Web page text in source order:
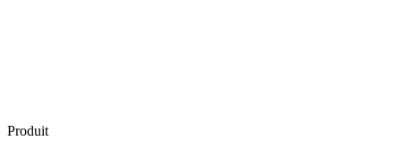
Produit